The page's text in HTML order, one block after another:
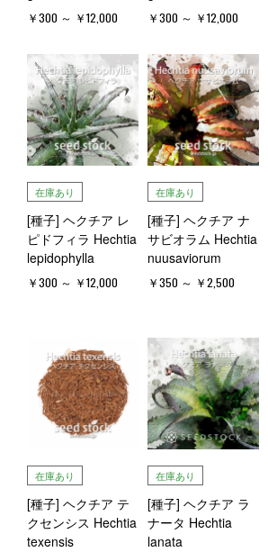
￥300 ～ ￥12,000 ￥300 ～ ￥12,000
在庫あり
[種子] ヘクチア レ
ピドフィラ Hechtia
lepidophylla
￥300 ～ ￥12,000
在庫あり
[種子] ヘクチア ナ
サビオラム Hechtia
nuusaviorum
￥350 ～ ￥2,500
在庫あり
[種子] ヘクチア テ
クセンシス Hechtia
texensis
在庫あり
[種子] ヘクチア ラ
ナータ Hechtia
lanata